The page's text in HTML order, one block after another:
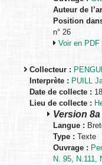
Auteur de
Position
n° 26
Voir en PDF
Collecteur :
Interprète : PUILL
Date de collecte :
Lieu de collecte :
Version
Langue :
Type : Texte
Ouvrage :
N. 95, N.111,